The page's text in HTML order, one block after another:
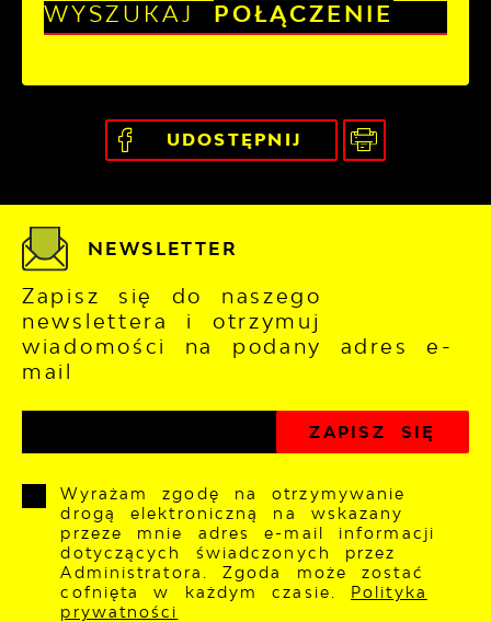
WYSZUKAJ POŁĄCZENIE
UDOSTĘPNIJ
NEWSLETTER
Zapisz się do naszego
newslettera i otrzymuj
wiadomości na podany adres e-
mail
Wyrażam zgodę na otrzymywanie
drogą elektroniczną na wskazany
przeze mnie adres e-mail informacji
dotyczących świadczonych przez
Administratora. Zgoda może zostać
cofnięta w każdym czasie. Polityka
prywatności